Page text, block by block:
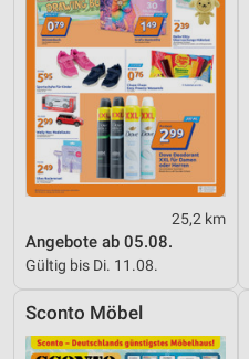
25,2 km
Angebote ab 05.08.
Gültig bis Di. 11.08.
Sconto Möbel